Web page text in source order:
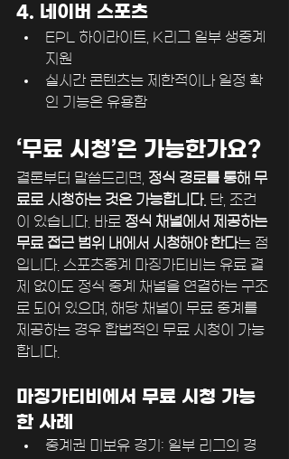
4. 네이버 스포츠
EPL 하이라이트, K리그 일부 생중계
지원
실시간 콘텐츠는 제한적이나 일정 확
인 기능은 유용함
‘무료 시청’은 가능한가요?
결론부터 말씀드리면, 정식 경로를 통해 무
료로 시청하는 것은 가능합니다. 단, 조건
이 있습니다. 바로 정식 채널에서 제공하는
무료 접근 범위 내에서 시청해야 한다는 점
입니다. 스포츠중계 마징가티비는 유료 결
제 없이도 정식 중계 채널을 연결하는 구조
로 되어 있으며, 해당 채널이 무료 중계를
제공하는 경우 합법적인 무료 시청이 가능
합니다.
마징가티비에서 무료 시청 가능
한 사례
중계권 미보유 경기: 일부 리그의 경